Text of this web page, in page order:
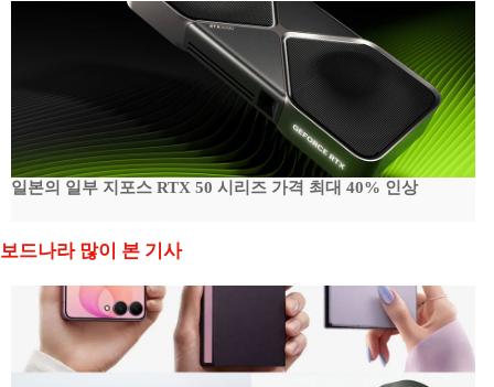
일본의 일부 지포스 RTX 50 시리즈 가격 최대 40% 인상
보드나라 많이 본 기사